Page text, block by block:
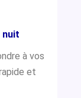
nuit
à vos
et